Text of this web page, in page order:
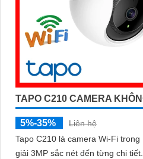
TAPO C210 CAMERA
5%-35%
Liên hệ
Tapo C210 là camera Wi-Fi
giải 3MP sắc nét đến từng chi tiết. Được trang bị hồng ngoại ban đêm,